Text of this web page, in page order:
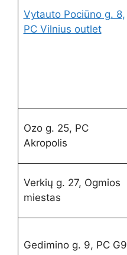
Vytauto Pociūno g. 8,
PC Vilnius outlet
Ozo g. 25, PC
Akropolis
Verkių g. 27, Ogmios
miestas
Gedimino g. 9, PC G9